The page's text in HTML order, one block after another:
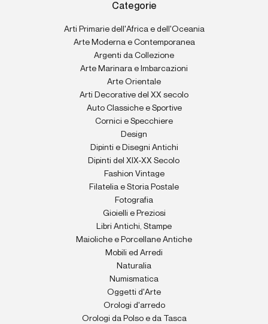
Categorie
Arti Primarie dell'Africa e dell'Oceania
Arte Moderna e Contemporanea
Argenti da Collezione
Arte Marinara e Imbarcazioni
Arte Orientale
Arti Decorative del XX secolo
Auto Classiche e Sportive
Cornici e Specchiere
Design
Dipinti e Disegni Antichi
Dipinti del XIX-XX Secolo
Fashion Vintage
Filatelia e Storia Postale
Fotografia
Gioielli e Preziosi
Libri Antichi, Stampe
Maioliche e Porcellane Antiche
Mobili ed Arredi
Naturalia
Numismatica
Oggetti d'Arte
Orologi d'arredo
Orologi da Polso e da Tasca